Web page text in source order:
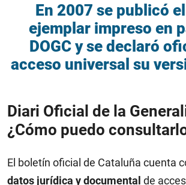
En 2007 se publicó
ejemplar impreso en
DOGC y se declaró
acceso universal su
Diari Oficial de la
¿Cómo puedo
El boletín oficial de Cataluña cuenta
datos jurídica y documental de